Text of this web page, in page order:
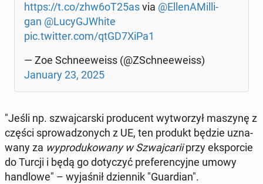
https://t.co/zhw6oT25asvia @El­le­nA­Mil­li­
gan @Lu­cy­GJ­Whi­te
pic.twitter.com/qtGD7XiPa1
— Zoe Schne­ewe­iss (@ZSch­ne­ewe­iss)
January 23, 2025
"Jeśli np. szwaj­car­ski pro­du­cent wy­two­rzył maszynę z
części spro­wa­dzo­nych z UE, ten produkt będzie uzna­
wa­ny za wy­pro­du­ko­wa­ny w Szwaj­ca­riiprzy eks­por­cie
do Turcji i będą go do­ty­czyć pre­fe­ren­cyj­ne umowy
han­dlo­we" – wy­ja­śnił dzien­nik "Gu­ar­dian".